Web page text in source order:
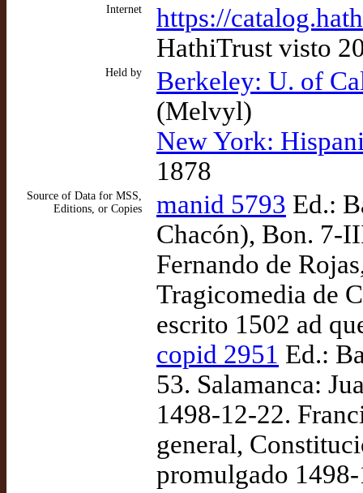
Internet
https://
HathiTrust visto
Held by
Berkeley: U. of
(Melvyl)
New York:
1878
Source of Data for MSS,
Editions, or Copies
manid 5793 Ed.:
Chacón), Bon. 7-
Fernando de
Tragicomedia de
escrito 1502 ad
copid 2951 Ed.:
53. Salamanca:
1498-12-22.
general,
promulgado